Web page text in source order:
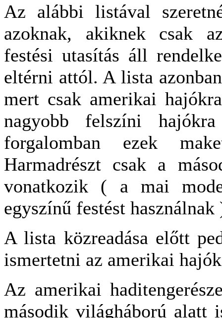
Az alábbi listával
azoknak, akiknek csak
festési utasítás áll
eltérni attól. A lista
mert csak amerikai
nagyobb felszíni
forgalomban ezek
Harmadrészt csak a
vonatkozik ( a mai
egyszínű festést használnak
A lista közreadása előtt
ismertetni az amerikai
Az amerikai
második világháború alatt